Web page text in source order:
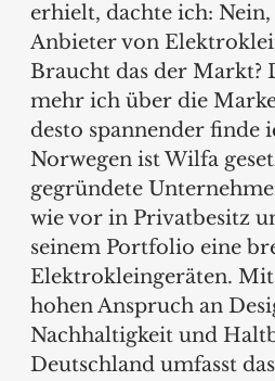
erhielt, dachte ich:
Anbieter von
Braucht das der Markt?
mehr ich über die
desto spannender finde
Norwegen ist Wilfa
gegründete
wie vor in Privatbesitz
seinem Portfolio eine
Elektrokleingeräten.
hohen Anspruch an
Nachhaltigkeit und
Deutschland umfasst